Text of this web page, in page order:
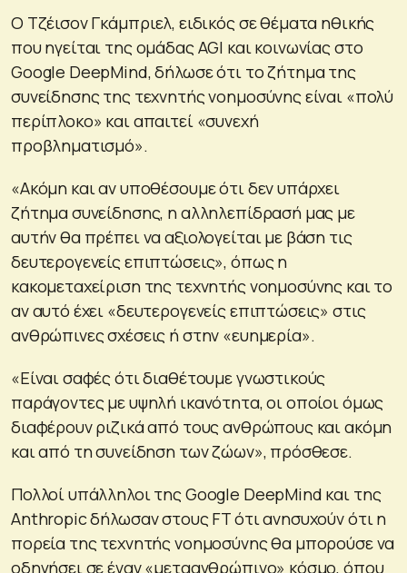
Ο Tζέισον Γκάμπριελ, ειδικός σε θέματα ηθικής
που ηγείται της ομάδας AGI και κοινωνίας στο
Google DeepMind, δήλωσε ότι το ζήτημα της
συνείδησης της τεχνητής νοημοσύνης είναι «πολύ
περίπλοκο» και απαιτεί «συνεχή
προβληματισμό».
«Ακόμη και αν υποθέσουμε ότι δεν υπάρχει
ζήτημα συνείδησης, η αλληλεπίδρασή μας με
αυτήν θα πρέπει να αξιολογείται με βάση τις
δευτερογενείς επιπτώσεις», όπως η
κακομεταχείριση της τεχνητής νοημοσύνης και το
αν αυτό έχει «δευτερογενείς επιπτώσεις» στις
ανθρώπινες σχέσεις ή στην «ευημερία».
«Είναι σαφές ότι διαθέτουμε γνωστικούς
παράγοντες με υψηλή ικανότητα, οι οποίοι όμως
διαφέρουν ριζικά από τους ανθρώπους και ακόμη
και από τη συνείδηση των ζώων», πρόσθεσε.
Πολλοί υπάλληλοι της Google DeepMind και της
Anthropic δήλωσαν στους FT ότι ανησυχούν ότι η
πορεία της τεχνητής νοημοσύνης θα μπορούσε να
οδηγήσει σε έναν «μεταανθρώπινο» κόσμο, όπου